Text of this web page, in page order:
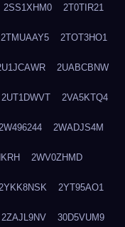
2SS1XHM0 2T0TIR21
2TMUAAY5 2TOT3HO1
2UABCBNW
2UT1DWVT 2VA5KTQ4
2W496244 2WADJS4M
2WV0ZHMD
2YKK8NSK 2YT95AO1
2ZAJL9NV 30D5VUM9